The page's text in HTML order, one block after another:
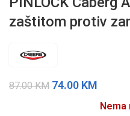
zaštitom protiv
87.00KM 74.00 KM
Nema